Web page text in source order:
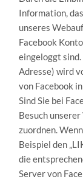
Information,
unseres
Facebook
eingeloggt
Adresse) wird
von Facebook
Sind Sie bei
Besuch
zuordnen.
Beispiel den
die
Server von